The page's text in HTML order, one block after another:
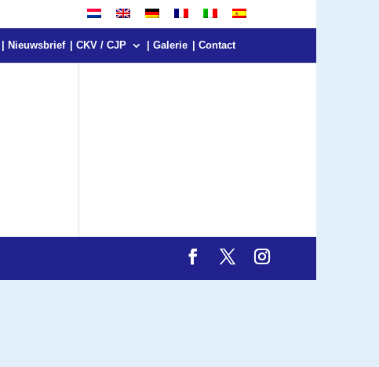
| Nieuwsbrief | CKV / CJP | Galerie | Contact